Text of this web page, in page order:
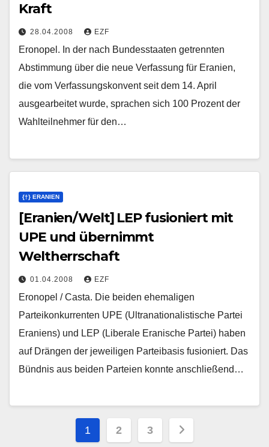
Kraft
28.04.2008 EZF
Eronopel. In der nach Bundesstaaten getrennten
Abstimmung über die neue Verfassung für Eranien,
die vom Verfassungskonvent seit dem 14. April
ausgearbeitet wurde, sprachen sich 100 Prozent der
Wahlteilnehmer für den…
{†} ERANIEN
[Eranien/Welt] LEP fusioniert mit
UPE und übernimmt
Weltherrschaft
01.04.2008 EZF
Eronopel / Casta. Die beiden ehemaligen
Parteikonkurrenten UPE (Ultranationalistische Partei
Eraniens) und LEP (Liberale Eranische Partei) haben
auf Drängen der jeweiligen Parteibasis fusioniert. Das
Bündnis aus beiden Parteien konnte anschließend…
Seitennummerierung
1 2 3